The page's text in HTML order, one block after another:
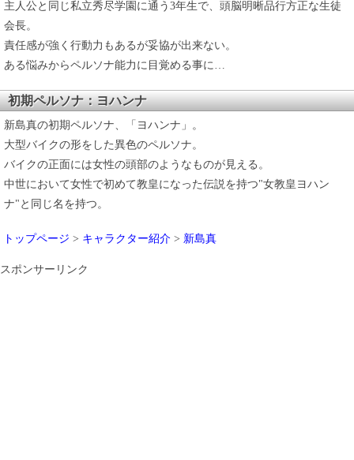
主人公と同じ私立秀尽学園に通う3年生で、頭脳明晰品行方正な生徒
会長。
責任感が強く行動力もあるが妥協が出来ない。
ある悩みからペルソナ能力に目覚める事に…
初期ペルソナ：ヨハンナ
新島真の初期ペルソナ、「ヨハンナ」。
大型バイクの形をした異色のペルソナ。
バイクの正面には女性の頭部のようなものが見える。
中世において女性で初めて教皇になった伝説を持つ"女教皇ヨハン
ナ"と同じ名を持つ。
トップページ > キャラクター紹介 > 新島真
スポンサーリンク